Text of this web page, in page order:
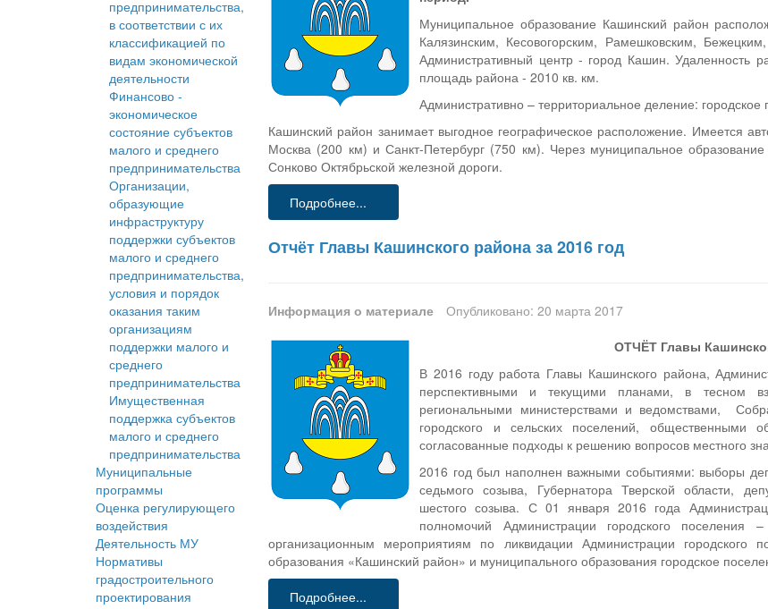
предпринимательства,
в соответствии с их
классификацией по
видам экономической
деятельности
Финансово -
экономическое
состояние субъектов
малого и среднего
предпринимательства
Организации,
образующие
инфраструктуру
поддержки субъектов
малого и среднего
предпринимательства,
условия и порядок
оказания таким
организациям
поддержки малого и
среднего
предпринимательства
Имущественная
поддержка субъектов
малого и среднего
предпринимательства
Муниципальные
программы
Оценка регулирующего
воздействия
Деятельность МУ
Нормативы
градостроительного
проектирования
Муниципальное образование Кашинский район
Калязинским, Кесовогорским, Рамешковским,
Административный центр - город Кашин. Удаленность
площадь района - 2010 кв. км.
Административно – территориальное деление:
Кашинский район занимает выгодное географическое расположение. Имеется
Москва (200 км) и Санкт-Петербург (750 км). Через муниципальное
Сонково Октябрьской железной дороги.
Подробнее...
Отчёт Главы Кашинского района за 2016 год
Информация о материале
Опубликовано: 20 марта 2017
ОТЧЁТ Главы
В 2016 году работа Главы Кашинского района,
перспективными и текущими планами, в тесном
региональными министерствами и ведомствами,
городского и сельских поселений, общественными
согласованные подходы к решению вопросов местного
2016 год был наполнен важными событиями: выборы
седьмого созыва, Губернатора Тверской области,
шестого созыва. С 01 января 2016 года
полномочий Администрации городского
организационным мероприятиям по ликвидации Администрации
образования «Кашинский район» и муниципального образования городское
Подробнее...